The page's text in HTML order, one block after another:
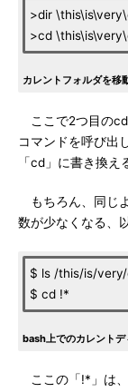
>dir
>cd
カレントフォルダを移
ここで2つ目のcd
コマンドを呼び出
「cd」に書き換え
もちろん、同じ
数が少なくなる、
$ ls /this/is/
$ cd !*
bash上でのカレントデ
ここの「!*」は